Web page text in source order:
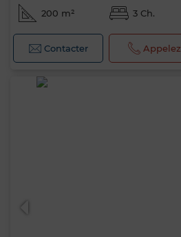
200 m² 3 Ch.
Contacter Appelez